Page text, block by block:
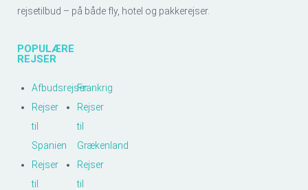
rejsetilbud – på både fly, hotel og pakkerejser.
POPULÆRE
REJSER
Afbudsrejser
Rejser
til
Spanien
Rejser
til
Frankrig
Rejser
til
Grækenland
Rejser
til